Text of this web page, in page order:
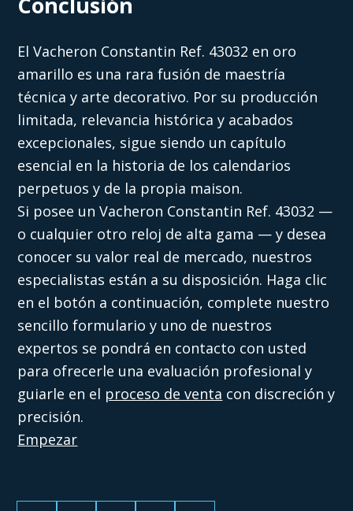
El Vacheron Constantin Ref. 43032 en oro
amarillo es una rara fusión de maestría
técnica y arte decorativo. Por su producción
limitada, relevancia histórica y acabados
excepcionales, sigue siendo un capítulo
esencial en la historia de los calendarios
perpetuos y de la propia maison.
Si posee un Vacheron Constantin Ref. 43032 —
o cualquier otro reloj de alta gama — y desea
conocer su valor real de mercado, nuestros
especialistas están a su disposición. Haga clic
en el botón a continuación, complete nuestro
sencillo formulario y uno de nuestros
expertos se pondrá en contacto con usted
para ofrecerle una evaluación profesional y
guiarle en el proceso de venta con discreción y
precisión.
Empezar